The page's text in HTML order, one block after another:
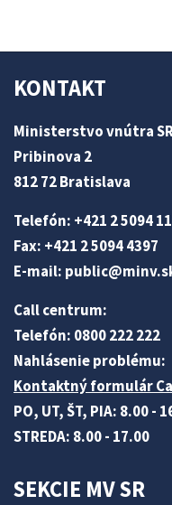
KONTAKT
Ministerstvo vnútra
Pribinova 2
812 72 Bratislava
Telefón: +421 2 5094
Fax: +421 2 5094 4397
E-mail: public@minv
Call centrum:
Telefón: 0800 222 222
Nahlásenie problému:
Kontaktný formulár
PO, UT, ŠT, PIA: 8.00 -
STREDA: 8.00 - 17.00
SEKCIE MV SR